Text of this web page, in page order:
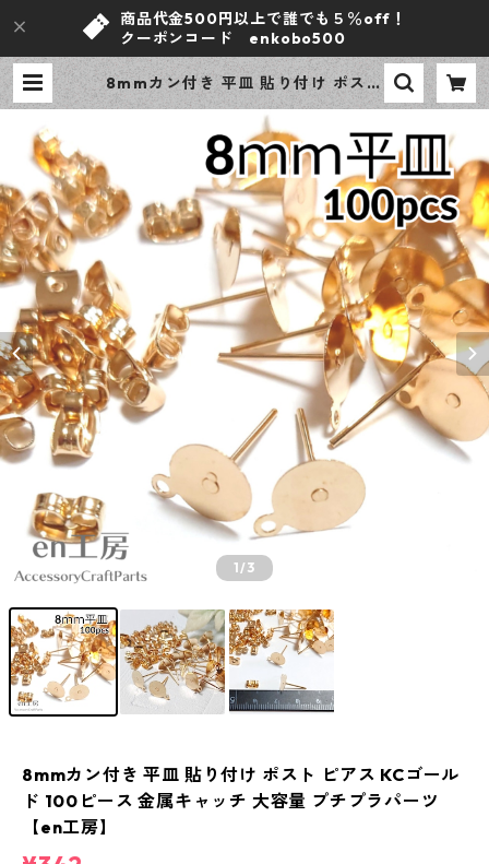
商品代金500円以上で誰でも５％off！
クーポンコード enkobo500
8mmカン付き 平皿 貼り付け ポスト
ピアス KCゴールド 100ピース 金属
キャッチ 大容量 プチプラパーツ
【en工房】 | ｅｎ工房
1/3
8mmカン付き 平皿 貼り付け ポスト ピアス KCゴール
ド 100ピース 金属キャッチ 大容量 プチプラパーツ
【en工房】